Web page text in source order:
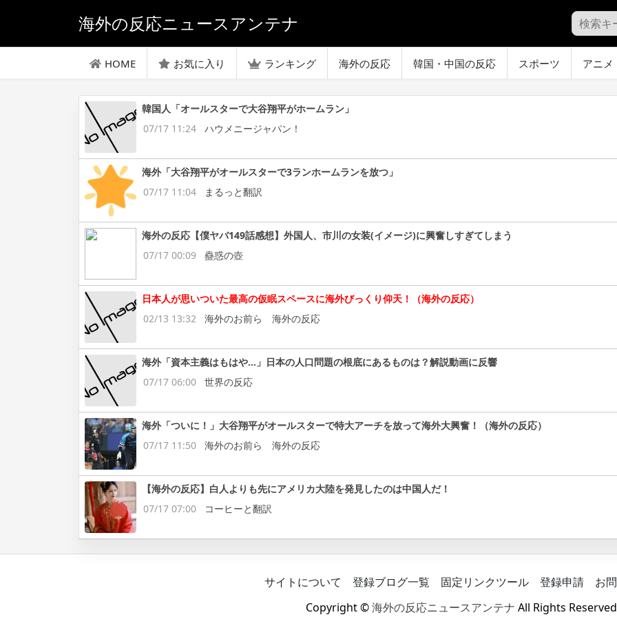
海外の反応ニュースアンテナ
HOME お気に入り ランキング 海外の反応 韓国・中国の反応 スポーツ アニメ
韓国人「オールスターで大谷翔平がホームラン」
07/17 11:24
ハウメニージャパン！
海外「大谷翔平がオールスターで3ランホームランを放つ」
07/17 11:04
まるっと翻訳
海外の反応【僕ヤバ149話感想】外国人、市川の女装(イメージ)に興奮しすぎてしまう
07/17 00:09
蠱惑の壺
日本人が思いついた最高の仮眠スペースに海外びっくり仰天！（海外の反応）
02/13 13:32
海外のお前ら 海外の反応
海外「資本主義はもはや…」日本の人口問題の根底にあるものは？解説動画に反響
07/17 06:00
世界の反応
海外「ついに！」大谷翔平がオールスターで特大アーチを放って海外大興奮！（海外の反応）
07/17 11:50
海外のお前ら 海外の反応
【海外の反応】白人よりも先にアメリカ大陸を発見したのは中国人だ！
07/17 07:00
コーヒーと翻訳
サイトについて 登録ブログ一覧 固定リンクツール 登録申請
お
Copyright ©海外の反応ニュースアンテナ All Rights